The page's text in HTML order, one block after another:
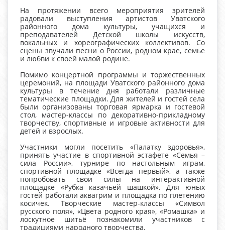
На протяжении всего мероприятия зрителей
радовали выступления артистов Уватского
районного дома культуры, учащихся и
преподавателей Детской школы искусств,
вокальных и хореографических коллективов. Со
сцены звучали песни о России, родном крае, семье
и любви к своей малой родине.
Помимо концертной программы и торжественных
церемоний, на площади Уватского районного дома
культуры в течение дня работали различные
тематические площадки. Для жителей и гостей села
были организованы торговая ярмарка и гостевой
стол, мастер-классы по декоративно-прикладному
творчеству, спортивные и игровые активности для
детей и взрослых.
Участники могли посетить «Палатку здоровья»,
принять участие в спортивной эстафете «Семья –
сила России», турнире по настольным играм,
спортивной площадке «Всегда первый», а также
попробовать свои силы на интерактивной
площадке «Рубка казачьей шашкой». Для юных
гостей работали аквагрим и площадка по плетению
косичек. Творческие мастер-классы «Символ
русского поля», «Цвета родного края», «Ромашка» и
лоскутное шитьё познакомили участников с
традициями народного творчества.